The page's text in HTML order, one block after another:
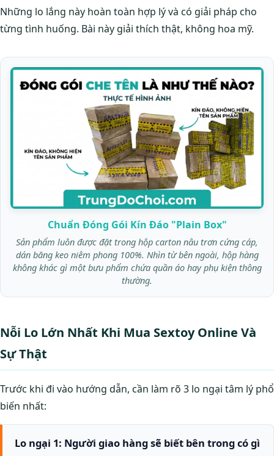
Những lo lắng này hoàn toàn hợp lý và có giải pháp cho
từng tình huống. Bài này giải thích thật, không hoa mỹ.
Chuẩn Đóng Gói Kín Đáo "Plain Box"
Sản phẩm luôn được đặt trong hộp carton nâu trơn cứng cáp,
dán băng keo niêm phong 100%. Nhìn từ bên ngoài, hộp hàng
không khác gì một bưu phẩm chứa quần áo hay phụ kiện thông
thường.
Nỗi Lo Lớn Nhất Khi Mua Sextoy Online Và
Sự Thật
Trước khi đi vào hướng dẫn, cần làm rõ 3 lo ngại tâm lý phổ
biến nhất:
Lo ngại 1: Người giao hàng sẽ biết bên trong có gì